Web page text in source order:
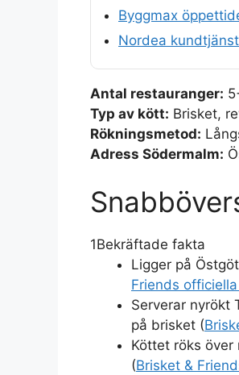
Byggmax
Nordea
Antal restauranger:
Typ av kött: Brisket,
Rökningsmetod:
Adress Södermalm:
1Bekräftade fakta
Ligger på
Friends
Serverar nyrökt
på brisket (
Köttet röks
(Brisket &